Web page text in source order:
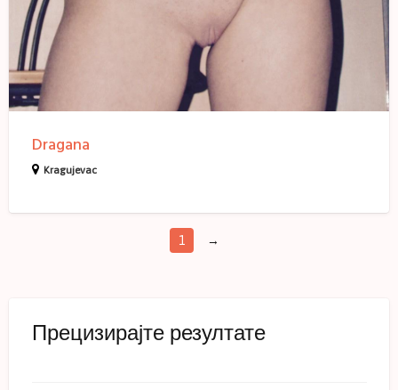
Dragana
Kragujevac
1 →
Прецизирајте резултате